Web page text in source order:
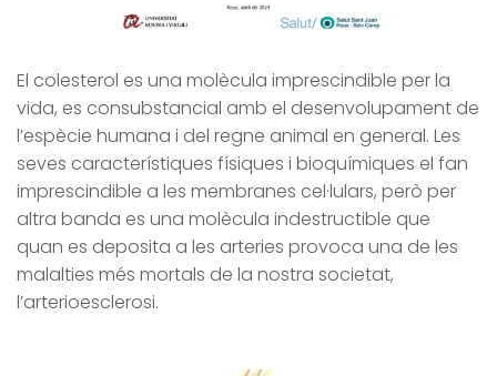
El colesterol es una molècula imprescindible per la
vida, es consubstancial amb el desenvolupament de
l’espècie humana i del regne animal en general. Les
seves característiques físiques i bioquímiques el fan
imprescindible a les membranes cel·lulars, però per
altra banda es una molècula indestructible que
quan es deposita a les arteries provoca una de les
malalties més mortals de la nostra societat,
l’arterioesclerosi.